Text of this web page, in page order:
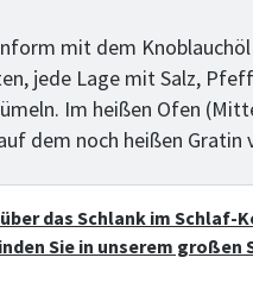
mit dem
jede Lage mit Salz,
Im heißen Ofen
dem noch heißen
das Schlank im Schlaf-
Sie in unserem großen